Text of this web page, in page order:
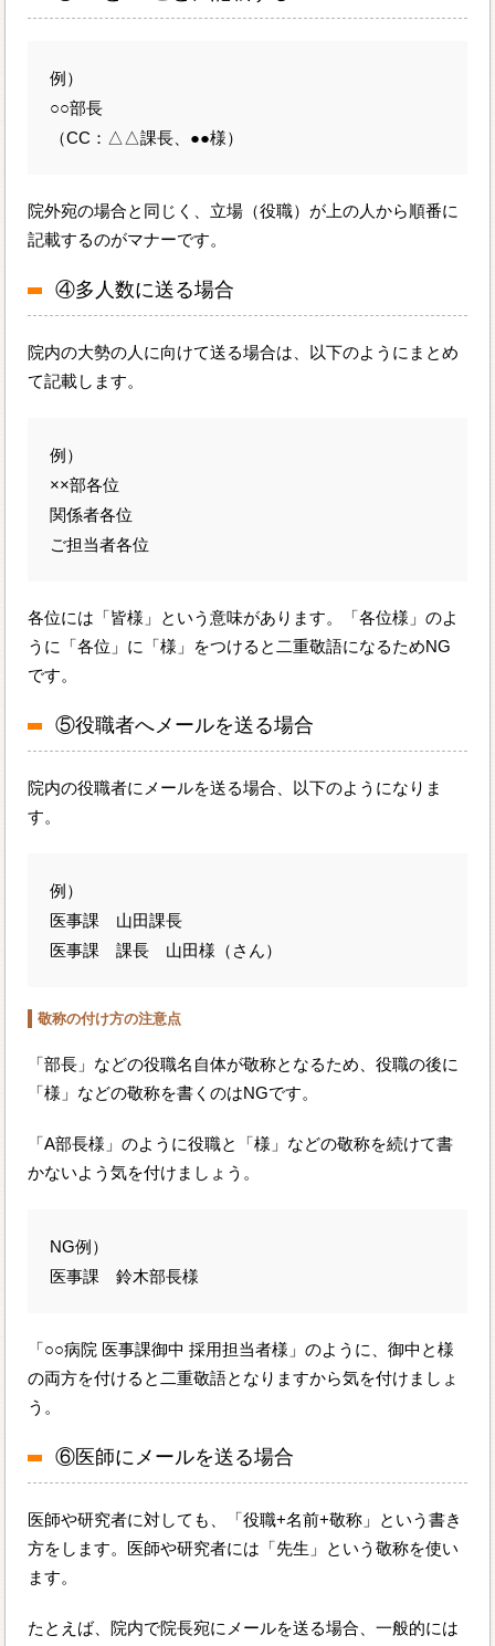
例）
○○部長
（CC：△△課長、●●様）
院外宛の場合と同じく、立場（役職）が上の人から順番に
記載するのがマナーです。
④多人数に送る場合
院内の大勢の人に向けて送る場合は、以下のようにまとめ
て記載します。
例）
××部各位
関係者各位
ご担当者各位
各位には「皆様」という意味があります。「各位様」のよ
うに「各位」に「様」をつけると二重敬語になるためNG
です。
⑤役職者へメールを送る場合
院内の役職者にメールを送る場合、以下のようになりま
す。
例）
医事課 山田課長
医事課 課長 山田様（さん）
敬称の付け方の注意点
「部長」などの役職名自体が敬称となるため、役職の後に
「様」などの敬称を書くのはNGです。
「A部長様」のように役職と「様」などの敬称を続けて書
かないよう気を付けましょう。
NG例）
医事課 鈴木部長様
「○○病院 医事課御中 採用担当者様」のように、御中と様
の両方を付けると二重敬語となりますから気を付けましょ
う。
⑥医師にメールを送る場合
医師や研究者に対しても、「役職+名前+敬称」という書き
方をします。医師や研究者には「先生」という敬称を使い
ます。
たとえば、院内で院長宛にメールを送る場合、一般的には